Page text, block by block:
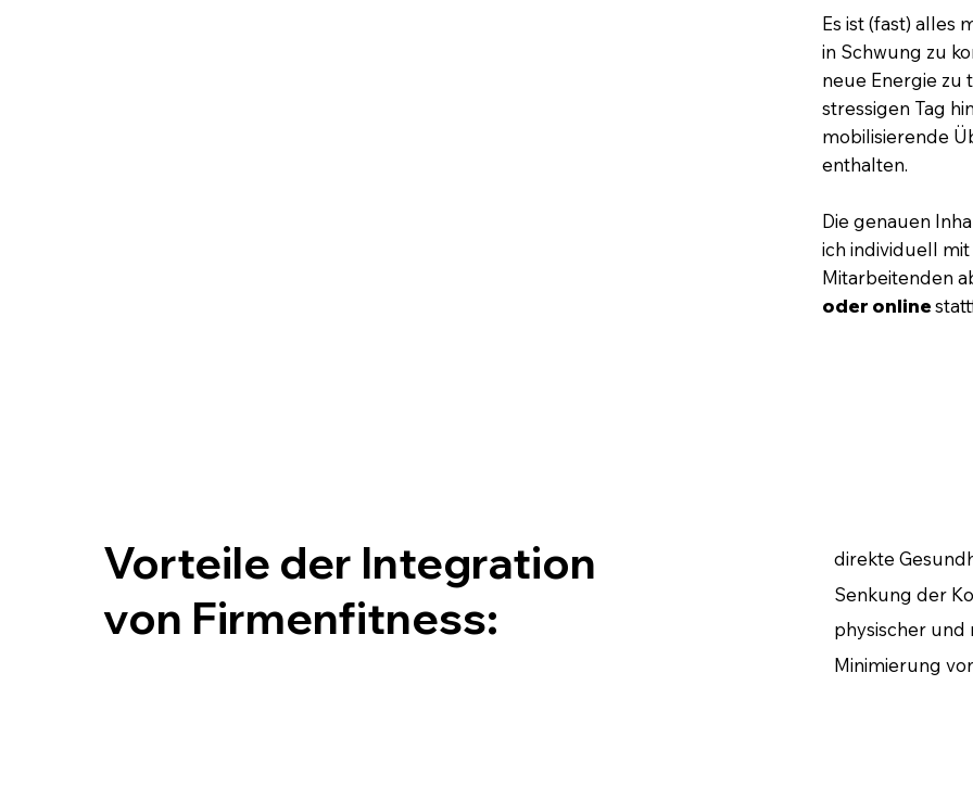
Vorteile der Integration
von Firmenfitness:
direkte
Senkung der
physischer
Minimierung
Es ist (fast) alles
in Schwung zu
neue Energie zu
stressigen Tag
mobilisierende
enthalten.
Die genauen
ich individuell
Mitarbeitenden
oder online